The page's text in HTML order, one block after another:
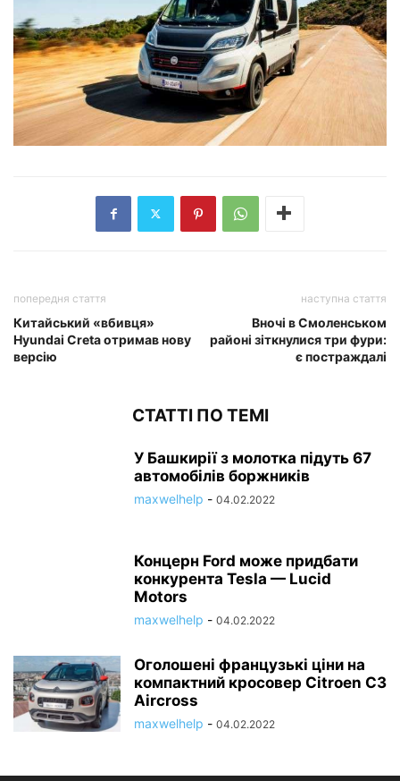
попередня стаття
Китайський «вбивця»
Hyundai Creta отримав нову
версію
наступна стаття
Вночі в Смоленськом
районі зіткнулися три фури:
є постраждалі
СТАТТІ ПО ТЕМІ
У Башкирії з молотка підуть 67
автомобілів боржників
maxwelhelp - 04.02.2022
Концерн Ford може придбати
конкурента Tesla — Lucid
Motors
maxwelhelp - 04.02.2022
Оголошені французькі ціни на
компактний кросовер Citroen C3
Aircross
maxwelhelp - 04.02.2022